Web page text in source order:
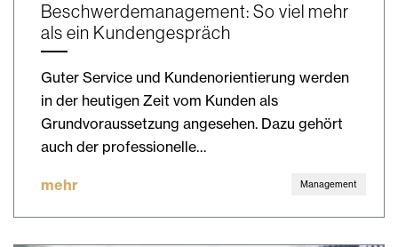
Beschwerdemanagement: So viel mehr
als ein Kundengespräch
Guter Service und Kundenorientierung werden
in der heutigen Zeit vom Kunden als
Grundvoraussetzung angesehen. Dazu gehört
auch der professionelle…
mehr Management